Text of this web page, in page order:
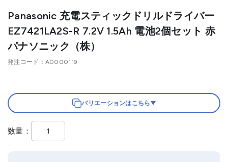
Panasonic 充電スティックドリルドライバー
EZ7421LA2S-R 7.2V 1.5Ah 電池2個セット 赤
パナソニック（株）
発注コード A0000119
バリエーションはこちら
数量